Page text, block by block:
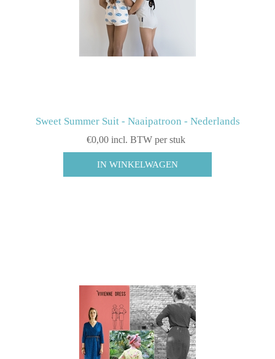
Sweet Summer Suit - Naaipatroon - Nederlands
€0,00 incl. BTW per stuk